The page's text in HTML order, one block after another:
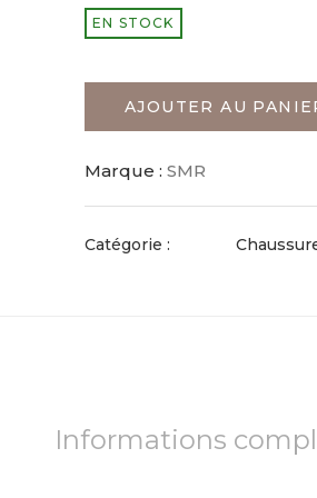
EN STOCK
AJOUTER AU
Marque : SMR
Catégorie :
Informations